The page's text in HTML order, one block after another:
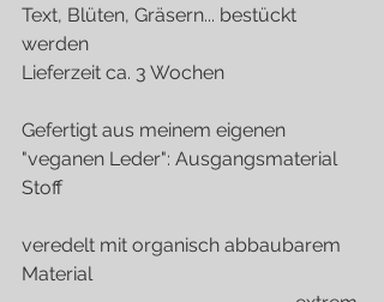
Text, Blüten, Gräsern... bestückt
werden
Lieferzeit ca. 3 Wochen
Gefertigt aus meinem eigenen
"veganen Leder": Ausgangsmaterial
Stoff
veredelt mit organisch abbaubarem
Material